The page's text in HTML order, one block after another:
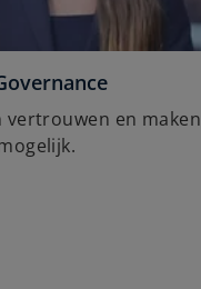
vertrouwen en maken